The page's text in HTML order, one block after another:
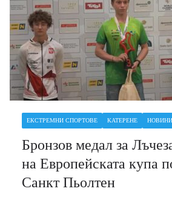
ЕКСТРЕМНИ СПОРТОВЕ КАТЕРЕНЕ НОВИНИ
Бронзов медал за
на Европейската купа
Санкт Пьолтен